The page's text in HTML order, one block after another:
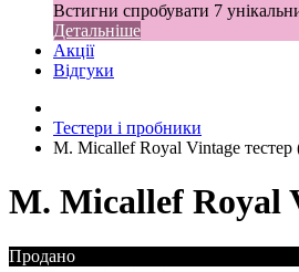
Встигни спробувати 7
Детальніше
Акції
Відгуки
Тестери і пробники
M. Micallef Royal Vintage
M. Micallef Royal
Продано